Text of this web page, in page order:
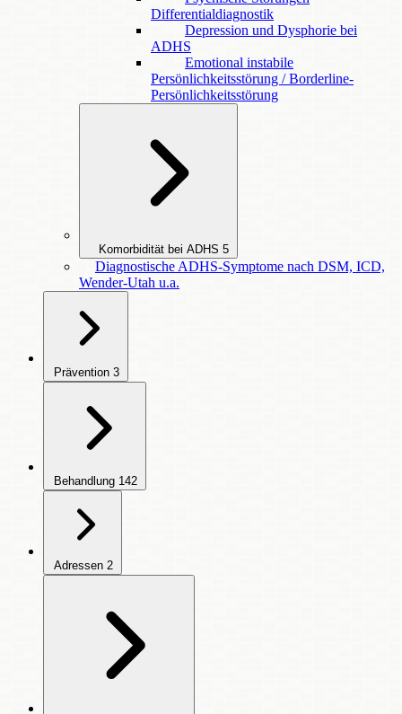
Differentialdiagnostik
Depression und Dysphorie bei
ADHS
Emotional instabile
Persönlichkeitsstörung / Borderline-
Persönlichkeitsstörung
Komorbidität bei ADHS 5
Diagnostische ADHS-Symptome nach DSM, ICD,
Wender-Utah u.a.
Prävention 3
Behandlung 142
Adressen 2